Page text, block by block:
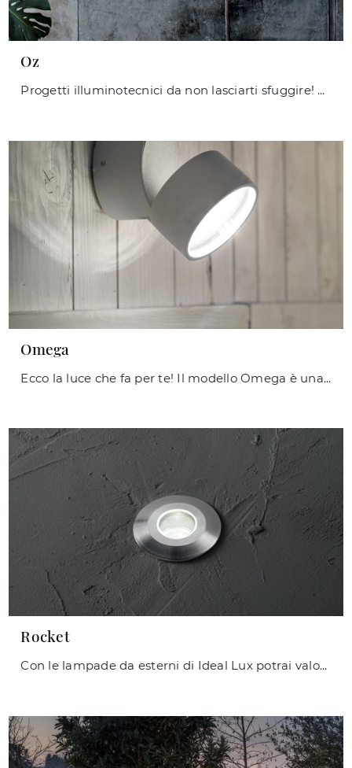
Oz
Progetti illuminotecnici da non lasciarti sfuggire! Ti presentiamo la lampada da parete Oz di Ideal Lux.
Omega
Ecco la luce che fa per te! Il modello Omega è una delle nostre lampade da esterni di Ideal Lux.
Rocket
Con le lampade da esterni di Ideal Lux potrai valorizzare i tuoi locali: clicca e scopri Rocket!